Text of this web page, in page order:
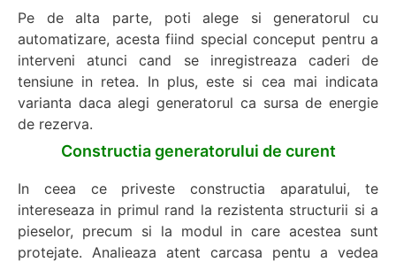
Pe de alta parte, poti alege si generatorul cu
automatizare, acesta fiind special conceput pentru a
interveni atunci cand se inregistreaza caderi de
tensiune in retea. In plus, este si cea mai indicata
varianta daca alegi generatorul ca sursa de energie
de rezerva.
Constructia generatorului de curent
In ceea ce priveste constructia aparatului, te
intereseaza in primul rand la rezistenta structurii si a
pieselor, precum si la modul in care acestea sunt
protejate. Analieaza atent carcasa pentu a vedea